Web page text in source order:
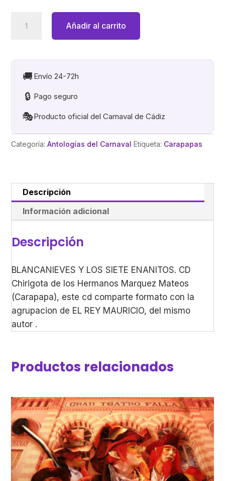
SIETE
ENANITOS
REY
CD
cantidad
Añadir al carrito
🚚 Envío 24-72h
🔒 Pago seguro
🎭Producto oficial del Carnaval de Cádiz
Categoría:Antologías del Carnaval Etiqueta: Carapapas
Descripción
Información adicional
Descripción
BLANCANIEVES Y LOS SIETE ENANITOS. CD
Chirigota de los Hermanos Marquez Mateos
(Carapapa), este cd comparte formato con la
agrupacion de EL REY MAURICIO, del mismo
autor .
Productos relacionados